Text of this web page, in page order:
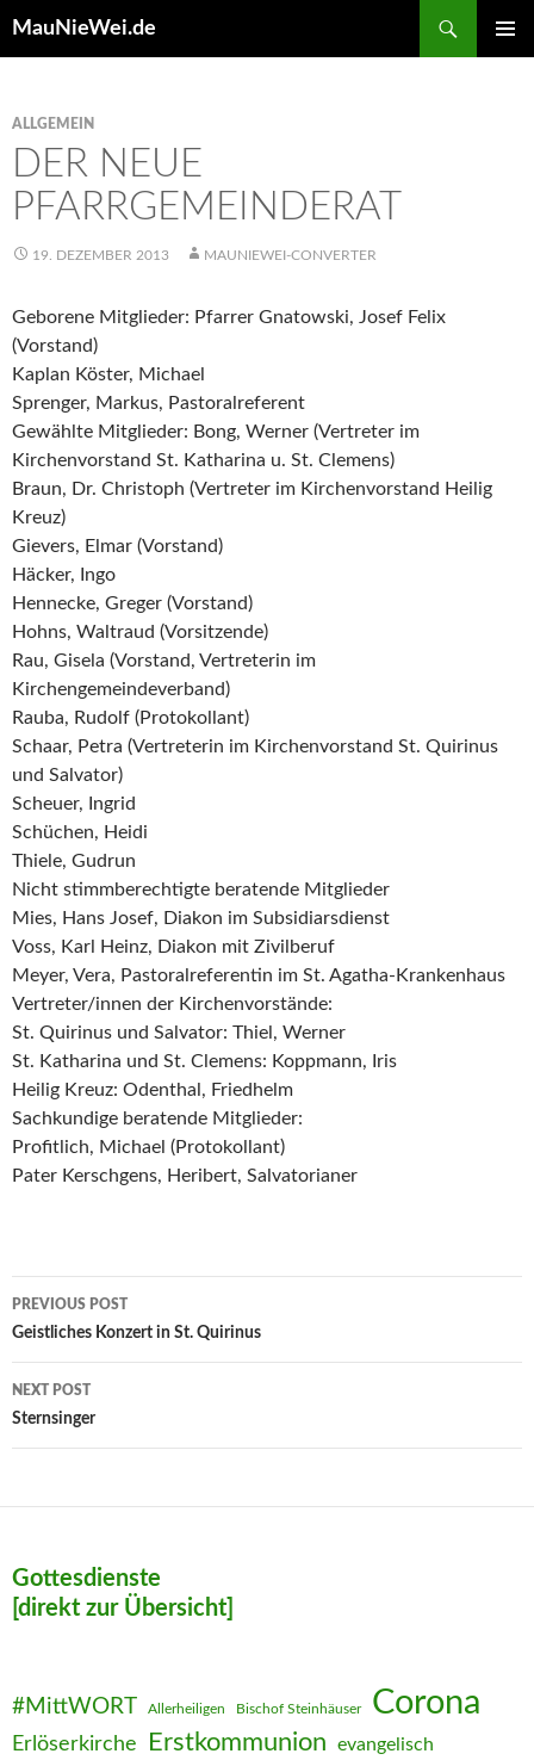
MauNieWei.de
ALLGEMEIN
DER NEUE
PFARRGEMEINDERAT
19. DEZEMBER 2013 MAUNIEWEI-CONVERTER
Geborene Mitglieder: Pfarrer Gnatowski, Josef Felix
(Vorstand)
Kaplan Köster, Michael
Sprenger, Markus, Pastoralreferent
Gewählte Mitglieder: Bong, Werner (Vertreter im
Kirchenvorstand St. Katharina u. St. Clemens)
Braun, Dr. Christoph (Vertreter im Kirchenvorstand Heilig
Kreuz)
Gievers, Elmar (Vorstand)
Häcker, Ingo
Hennecke, Greger (Vorstand)
Hohns, Waltraud (Vorsitzende)
Rau, Gisela (Vorstand, Vertreterin im
Kirchengemeindeverband)
Rauba, Rudolf (Protokollant)
Schaar, Petra (Vertreterin im Kirchenvorstand St. Quirinus
und Salvator)
Scheuer, Ingrid
Schüchen, Heidi
Thiele, Gudrun
Nicht stimmberechtigte beratende Mitglieder
Mies, Hans Josef, Diakon im Subsidiarsdienst
Voss, Karl Heinz, Diakon mit Zivilberuf
Meyer, Vera, Pastoralreferentin im St. Agatha-Krankenhaus
Vertreter/innen der Kirchenvorstände:
St. Quirinus und Salvator: Thiel, Werner
St. Katharina und St. Clemens: Koppmann, Iris
Heilig Kreuz: Odenthal, Friedhelm
Sachkundige beratende Mitglieder:
Profitlich, Michael (Protokollant)
Pater Kerschgens, Heribert, Salvatorianer
Post
navigation
PREVIOUS POST
Geistliches Konzert in St. Quirinus
NEXT POST
Sternsinger
Gottesdienste
[direkt zur Übersicht]
#MittWORT Allerheiligen Bischof Steinhäuser Corona
Erlöserkirche Erstkommunion evangelisch